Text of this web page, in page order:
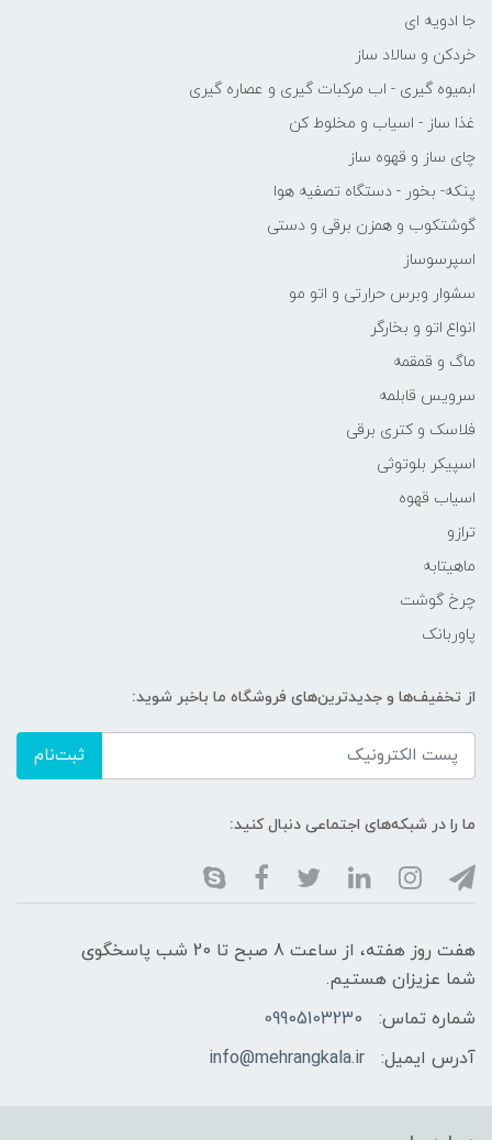
جا ادویه ای
خردکن و سالاد ساز
ابمیوه گیری - اب مرکبات گیری و عصاره گیری
غذا ساز - اسیاب و مخلوط کن
چای ساز و قهوه ساز
پنکه- بخور - دستگاه تصفیه هوا
گوشتکوب و همزن برقی و دستی
اسپرسوساز
سشوار وبرس حرارتی و اتو مو
انواع اتو و بخارگر
ماگ و قمقمه
سرویس قابلمه
فلاسک و کتری برقی
اسپیکر بلوتوثی
اسیاب قهوه
ترازو
ماهیتابه
چرخ گوشت
پاوربانک
از تخفیف‌ها و جدیدترین‌های فروشگاه ما باخبر شوید:
ثبت‌نام
ما را در شبکه‌های اجتماعی دنبال کنید:
هفت روز هفته، از ساعت 8 صبح تا 20 شب پاسخگوی
شما عزیزان هستیم.
شماره تماس:
09905103230
آدرس ایمیل:
info@mehrangkala.ir